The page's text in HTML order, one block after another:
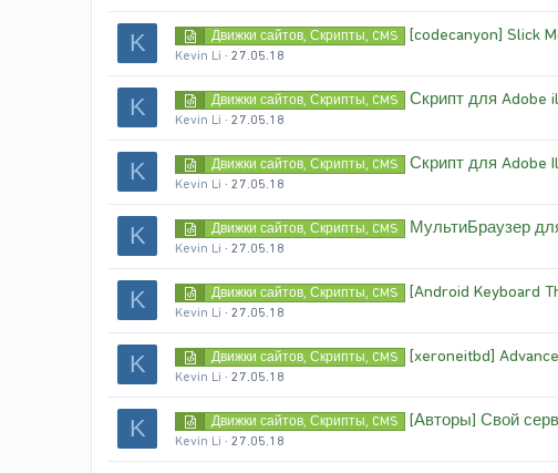
K Движки сайтов, Скрипты, CMS [codecanyon] Slick
Kevin Li 27.05.18
K Движки сайтов, Скрипты, CMS Скрипт для Adobe
Kevin Li 27.05.18
K Движки сайтов, Скрипты, CMS Скрипт для Adobe
Kevin Li 27.05.18
K Движки сайтов, Скрипты, CMS МультиБраузер
Kevin Li 27.05.18
K Движки сайтов, Скрипты, CMS [Android Keyboard
Kevin Li 27.05.18
K Движки сайтов, Скрипты, CMS [xeroneitbd]
Kevin Li 27.05.18
K Движки сайтов, Скрипты, CMS [Авторы] Свой
Kevin Li 27.05.18